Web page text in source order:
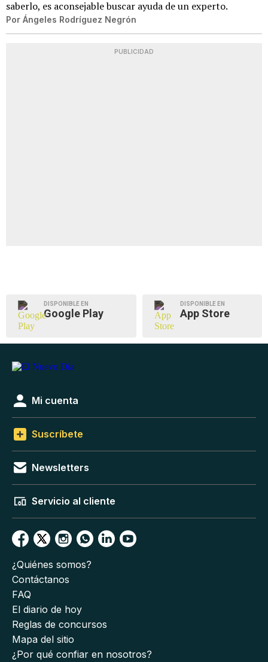
saberlo, es aconsejable buscar ayuda de un experto.
Por Ángeles Rodríguez Negrón
PUBLICIDAD
DISPONIBLE EN
Google Play
DISPONIBLE EN
App Store
Mi cuenta
Suscríbete
Newsletters
Servicio al cliente
¿Quiénes somos?
Contáctanos
FAQ
El diario de hoy
Reglas de concursos
Mapa del sitio
¿Por qué confiar en nosotros?